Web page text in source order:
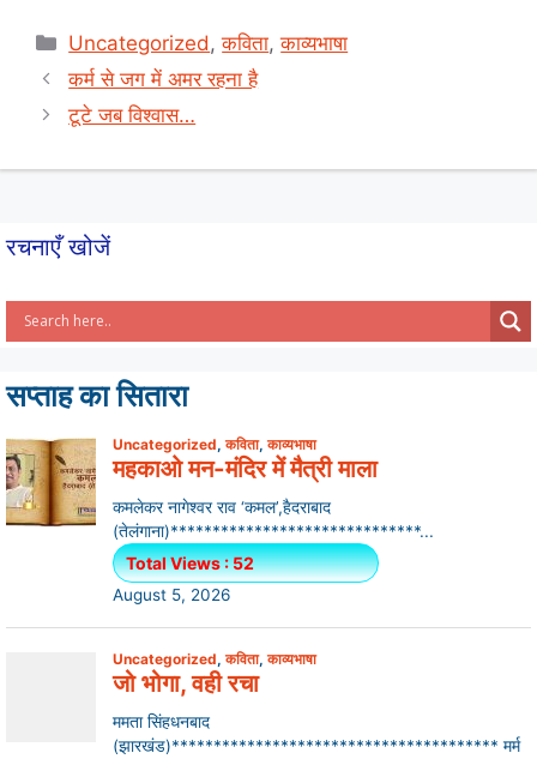
at
s
A
c
e
b
ar
e
Categories
Uncategorized ,कविता,काव्यभाषा
कर्म से जग में अमर रहना है
टूटे जब विश्वास…
रचनाएँ खोजें
सप्ताह का सितारा